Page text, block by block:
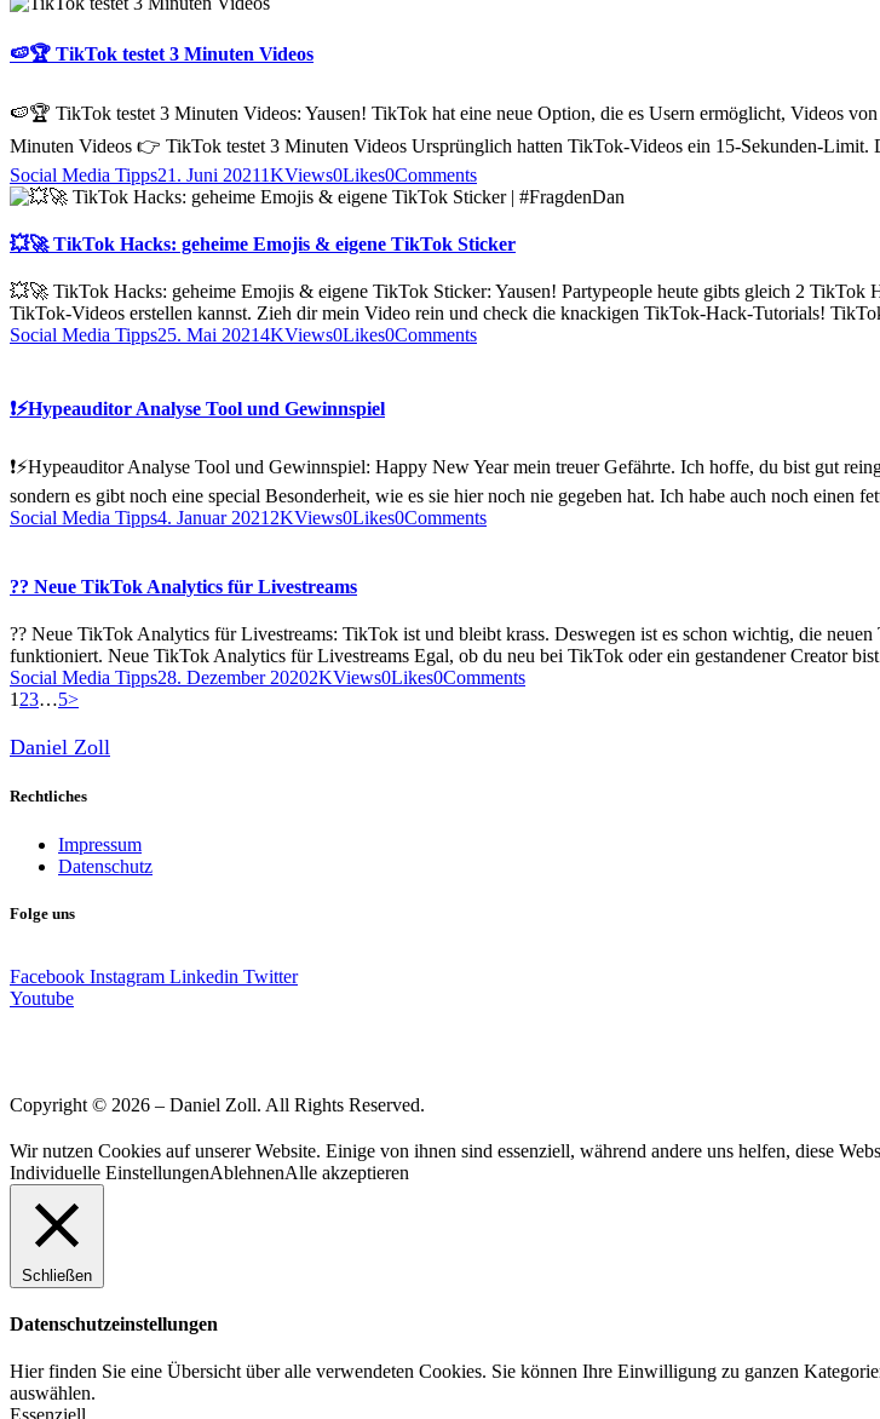
🍉🏆 TikTok testet 3 Minuten Videos
🍉🏆 TikTok testet 3 Minuten Videos: Yausen! TikTok hat eine neue Option, die es Usern ermöglicht, Videos
Minuten Videos 👉 TikTok testet 3 Minuten Videos Ursprünglich hatten TikTok-Videos ein 15-Sekunden-
Social Media Tipps21. Juni 20211KViews0Likes0Comments
💥🚀 TikTok Hacks: geheime Emojis & eigene TikTok Sticker
💥🚀 TikTok Hacks: geheime Emojis & eigene TikTok Sticker: Yausen! Partypeople heute gibts gleich 2
TikTok-Videos erstellen kannst. Zieh dir mein Video rein und check die knackigen TikTok-Hack-Tutorials!
Social Media Tipps25. Mai 20214KViews0Likes0Comments
❗️⚡️Hypeauditor Analyse Tool und Gewinnspiel
❗️⚡️Hypeauditor Analyse Tool und Gewinnspiel: Happy New Year mein treuer Gefährte. Ich hoffe, du bist gut
sondern es gibt noch eine special Besonderheit, wie es sie hier noch nie gegeben hat. Ich habe auch noch einen
Social Media Tipps4. Januar 2021 2KViews0Likes0Comments
?? Neue TikTok Analytics für Livestreams
?? Neue TikTok Analytics für Livestreams: TikTok ist und bleibt krass. Deswegen ist es schon wichtig, die
funktioniert. Neue TikTok Analytics für Livestreams Egal, ob du neu bei TikTok oder ein gestandener Creator
Social Media Tipps28. Dezember 20202KViews0Likes0Comments
Seitennummerierung
der
Page
1 Page
2Page
3…Page
5>
Daniel Zoll
Rechtliches
Impressum
Datenschutz
Folge uns
Facebook Instagram Linkedin Twitter
Youtube
Copyright © 2026 – Daniel Zoll. All Rights Reserved.
Wir nutzen Cookies auf unserer Website. Einige von ihnen sind essenziell, während andere uns helfen, diese
Individuelle EinstellungenAblehnenAlle akzeptieren
Schließen
Datenschutzeinstellungen
Hier finden Sie eine Übersicht über alle verwendeten Cookies. Sie können Ihre Einwilligung zu ganzen
auswählen.